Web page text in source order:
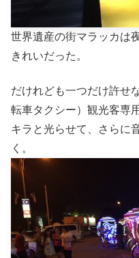
世界遺産の街マラッカは
きれいだった。
だけれども一つだけ許せ
転車タクシー）観光客専
キラと光らせて、さらに
く。